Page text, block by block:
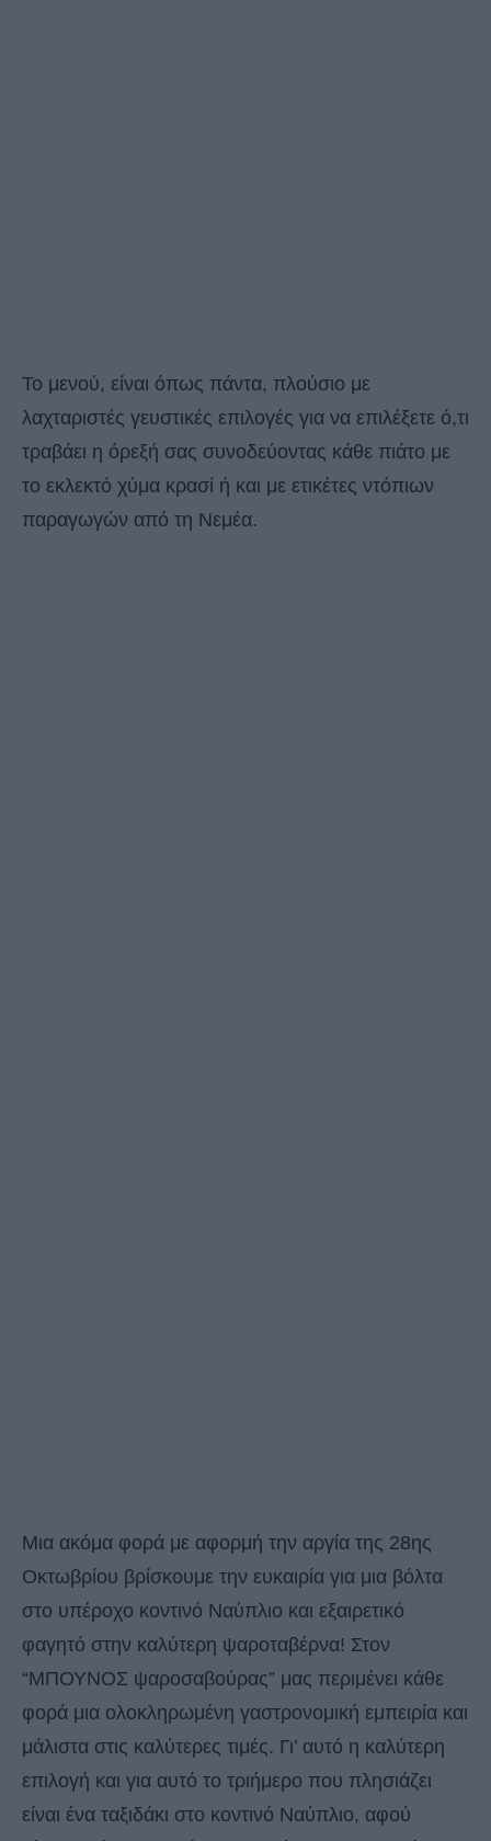
Το μενού, είναι όπως πάντα, πλούσιο με
λαχταριστές γευστικές επιλογές για να επιλέξετε ό,τι
τραβάει η όρεξή σας συνοδεύοντας κάθε πιάτο με
το εκλεκτό χύμα κρασί ή και με ετικέτες ντόπιων
παραγωγών από τη Νεμέα.
Μια ακόμα φορά με αφορμή την αργία της 28ης
Οκτωβρίου βρίσκουμε την ευκαιρία για μια βόλτα
στο υπέροχο κοντινό Ναύπλιο και εξαιρετικό
φαγητό στην καλύτερη ψαροταβέρνα! Στον
“ΜΠΟΥΝΟΣ ψαροσαβούρας” μας περιμένει κάθε
φορά μια ολοκληρωμένη γαστρονομική εμπειρία και
μάλιστα στις καλύτερες τιμές. Γι’ αυτό η καλύτερη
επιλογή και για αυτό το τριήμερο που πλησιάζει
είναι ένα ταξιδάκι στο κοντινό Ναύπλιο, αφού